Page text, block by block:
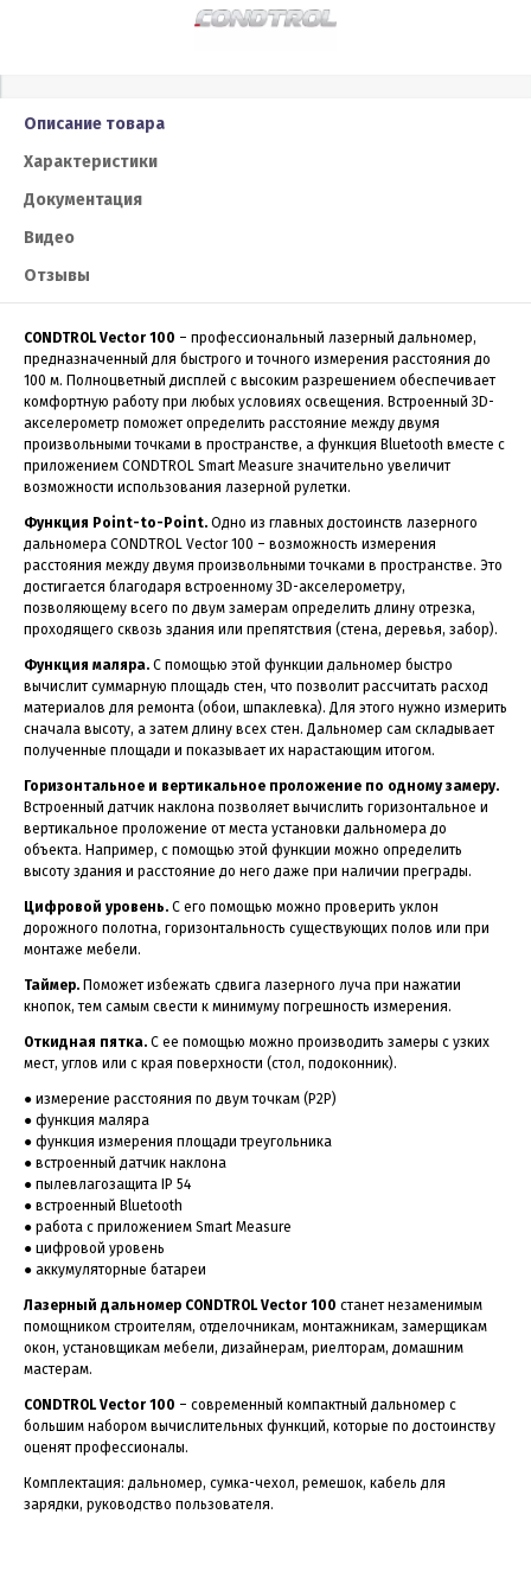
Описание товара
Характеристики
Документация
Видео
Отзывы
CONDTROL Vector 100 – профессиональный лазерный дальномер,
предназначенный для быстрого и точного измерения расстояния до
100 м. Полноцветный дисплей с высоким разрешением обеспечивает
комфортную работу при любых условиях освещения. Встроенный 3D-
акселерометр поможет определить расстояние между двумя
произвольными точками в пространстве, а функция Bluetooth вместе с
приложением CONDTROL Smart Measure значительно увеличит
возможности использования лазерной рулетки.
Функция Point-to-Point. Одно из главных достоинств лазерного
дальномера CONDTROL Vector 100 – возможность измерения
расстояния между двумя произвольными точками в пространстве. Это
достигается благодаря встроенному 3D-акселерометру,
позволяющему всего по двум замерам определить длину отрезка,
проходящего сквозь здания или препятствия (стена, деревья, забор).
Функция маляра. С помощью этой функции дальномер быстро
вычислит суммарную площадь стен, что позволит рассчитать расход
материалов для ремонта (обои, шпаклевка). Для этого нужно измерить
сначала высоту, а затем длину всех стен. Дальномер сам складывает
полученные площади и показывает их нарастающим итогом.
Горизонтальное и вертикальное проложение по одному замеру.
Встроенный датчик наклона позволяет вычислить горизонтальное и
вертикальное проложение от места установки дальномера до
объекта. Например, с помощью этой функции можно определить
высоту здания и расстояние до него даже при наличии преграды.
Цифровой уровень. С его помощью можно проверить уклон
дорожного полотна, горизонтальность существующих полов или при
монтаже мебели.
Таймер. Поможет избежать сдвига лазерного луча при нажатии
кнопок, тем самым свести к минимуму погрешность измерения.
Откидная пятка. С ее помощью можно производить замеры с узких
мест, углов или с края поверхности (стол, подоконник).
● измерение расстояния по двум точкам (Р2Р)
● функция маляра
● функция измерения площади треугольника
● встроенный датчик наклона
● пылевлагозащита IP 54
● встроенный Bluetooth
● работа с приложением Smart Measure
● цифровой уровень
● аккумуляторные батареи
Лазерный дальномер CONDTROL Vector 100 станет незаменимым
помощником строителям, отделочникам, монтажникам, замерщикам
окон, установщикам мебели, дизайнерам, риелторам, домашним
мастерам.
CONDTROL Vector 100 – современный компактный дальномер с
большим набором вычислительных функций, которые по достоинству
оценят профессионалы.
Комплектация: дальномер, сумка-чехол, ремешок, кабель для
зарядки, руководство пользователя.